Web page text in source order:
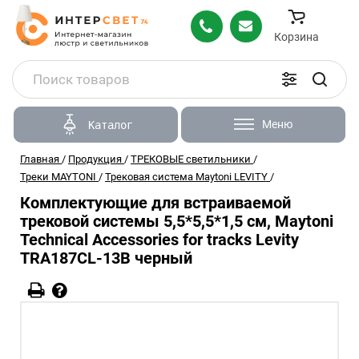
Корзина
Каталог Меню
Главная / Продукция / ТРЕКОВЫЕ светильники /
Треки MAYTONI / Трековая система Maytoni LEVITY /
Комплектующие для встраиваемой
трековой системы 5,5*5,5*1,5 см, Maytoni
Technical Accessories for tracks Levity
TRA187CL-13B черный